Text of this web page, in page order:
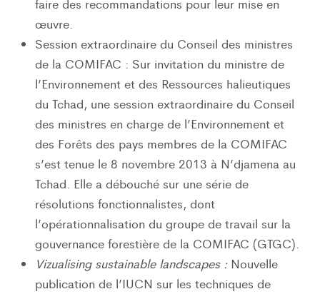
faire des recommandations pour leur mise en
œuvre.
Session extraordinaire du Conseil des ministres
de la COMIFAC : Sur invitation du ministre de
l’Environnement et des Ressources halieutiques
du Tchad, une session extraordinaire du Conseil
des ministres en charge de l’Environnement et
des Forêts des pays membres de la COMIFAC
s’est tenue le 8 novembre 2013 à N’djamena au
Tchad. Elle a débouché sur une série de
résolutions fonctionnalistes, dont
l’opérationnalisation du groupe de travail sur la
gouvernance forestière de la COMIFAC (GTGC).
Vizualising sustainable landscapes : Nouvelle
publication de l’IUCN sur les techniques de